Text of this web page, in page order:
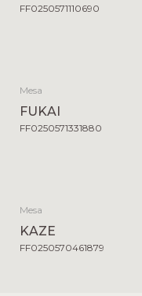
FF0250571110690
Mesa
FUKAI
FF0250571331880
Mesa
KAZE
FF0250570461879